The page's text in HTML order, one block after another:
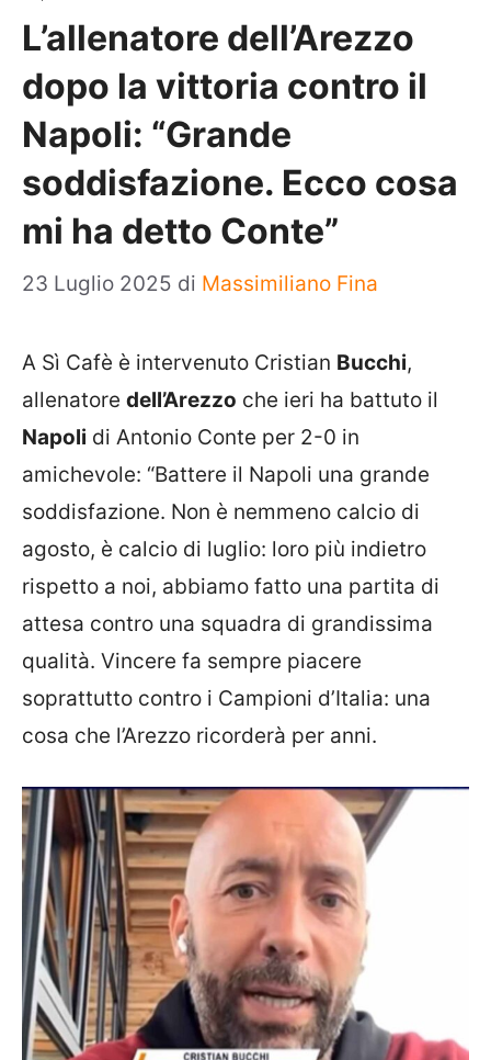
L’allenatore dell’Arezzo
dopo la vittoria contro il
Napoli: “Grande
soddisfazione. Ecco cosa
mi ha detto Conte”
23 Luglio 2025 di Massimiliano Fina
A Sì Cafè è intervenuto Cristian Bucchi,
allenatore dell’Arezzo che ieri ha battuto il
Napoli di Antonio Conte per 2-0 in
amichevole: “Battere il Napoli una grande
soddisfazione. Non è nemmeno calcio di
agosto, è calcio di luglio: loro più indietro
rispetto a noi, abbiamo fatto una partita di
attesa contro una squadra di grandissima
qualità. Vincere fa sempre piacere
soprattutto contro i Campioni d’Italia: una
cosa che l’Arezzo ricorderà per anni.